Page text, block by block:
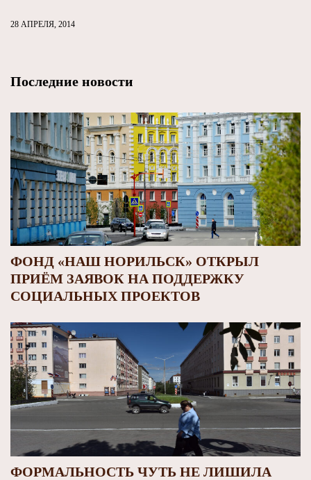
28 АПРЕЛЯ, 2014
Последние новости
ФОНД «НАШ НОРИЛЬСК» ОТКРЫЛ
ПРИЁМ ЗАЯВОК НА ПОДДЕРЖКУ
СОЦИАЛЬНЫХ ПРОЕКТОВ
ФОРМАЛЬНОСТЬ ЧУТЬ НЕ ЛИШИЛА